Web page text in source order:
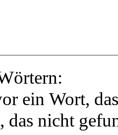
ein Wort,
das nicht